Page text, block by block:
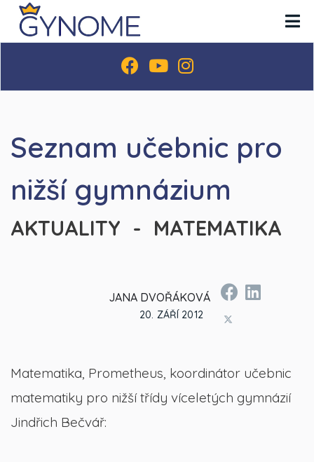
AKTUALITY - MATEMATIKA
Seznam učebnic pro
nižší gymnázium
JANA DVOŘÁKOVÁ
20. ZÁŘÍ 2012
Matematika, Prometheus, koordinátor učebnic
matematiky pro nižší třídy víceletých gymnázií
Jindřich Bečvář: